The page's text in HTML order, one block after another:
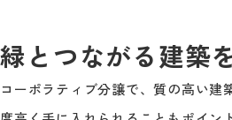
緑とつながる建築
コーポラティブ分譲で、質の高い建